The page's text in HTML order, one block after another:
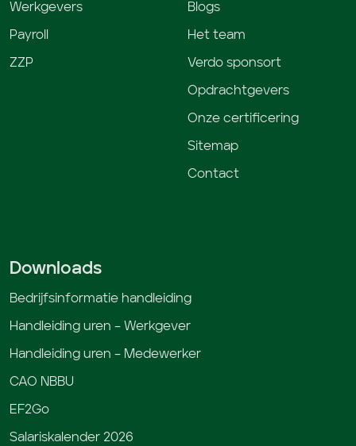
Werkgevers
Payroll
ZZP
Blogs
Het team
Verdo sponsort
Opdrachtgevers
Onze certificering
Sitemap
Contact
Downloads
Bedrijfsinformatie handleiding
Handleiding uren – Werkgever
Handleiding uren – Medewerker
CAO NBBU
EF2Go
Salariskalender 2026